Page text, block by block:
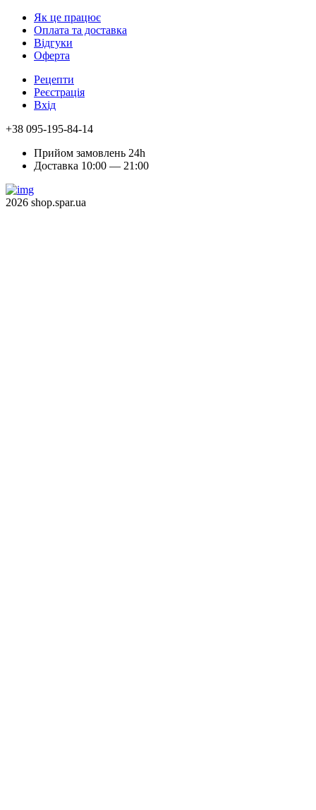
Як це працює
Оплата та доставка
Відгуки
Оферта
Рецепти
Реєстрація
Вхід
+38 095-195-84-14
Прийом замовлень 24h
Доставка 10:00 — 21:00
2026 shop.spar.ua